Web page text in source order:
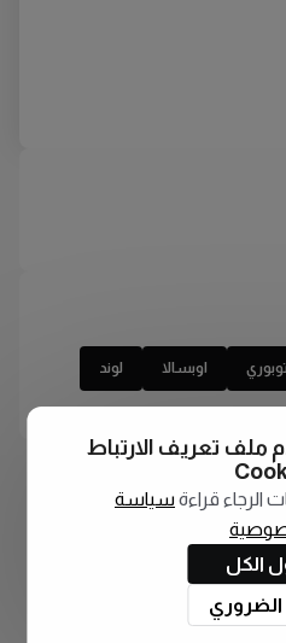
اوبسالا لوند
ملف تعريف الارتباط
الرجاء قراءة سياسة
الكل